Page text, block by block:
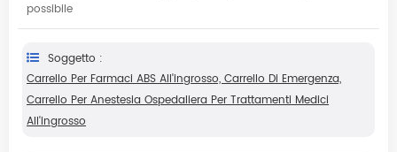
possibile
Soggetto :
Carrello Per Farmaci ABS All'ingrosso, Carrello Di Emergenza,
Carrello Per Anestesia Ospedaliera Per Trattamenti Medici
All'ingrosso